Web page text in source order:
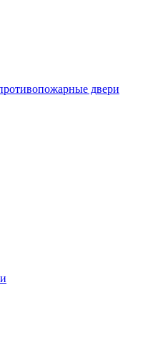
двери